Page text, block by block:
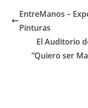
e
b
o
o
er s
p
p
EntreManos –
Pinturas
El Auditorio
“Quiero ser